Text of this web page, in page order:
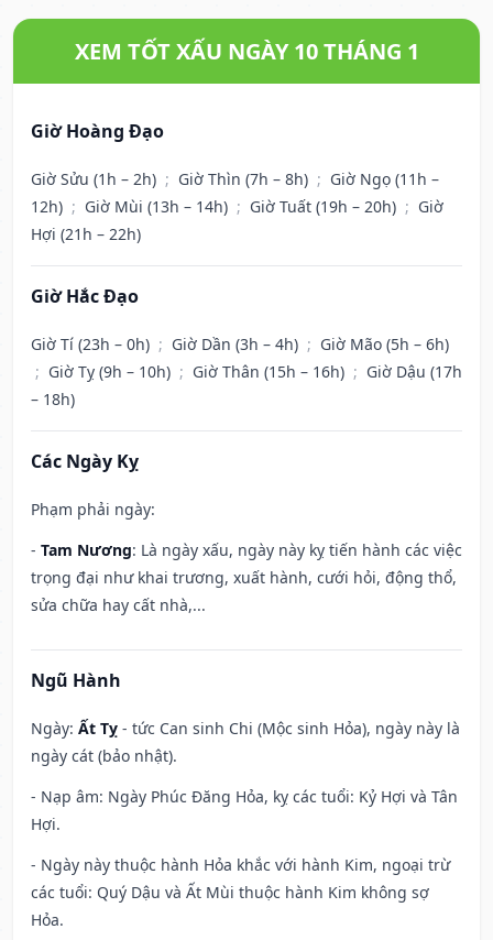
XEM TỐT XẤU NGÀY 10 THÁNG 1
Giờ Hoàng Đạo
Giờ Sửu (1h – 2h) ; Giờ Thìn (7h – 8h) ; Giờ Ngọ (11h –
12h) ; Giờ Mùi (13h – 14h) ; Giờ Tuất (19h – 20h) ; Giờ
Hợi (21h – 22h)
Giờ Hắc Đạo
Giờ Tí (23h – 0h) ; Giờ Dần (3h – 4h) ; Giờ Mão (5h – 6h)
; Giờ Tỵ (9h – 10h) ; Giờ Thân (15h – 16h) ; Giờ Dậu (17h
– 18h)
Các Ngày Kỵ
Phạm phải ngày:
- Tam Nương: Là ngày xấu, ngày này kỵ tiến hành các việc
trọng đại như khai trương, xuất hành, cưới hỏi, động thổ,
sửa chữa hay cất nhà,...
Ngũ Hành
Ngày: Ất Tỵ - tức Can sinh Chi (Mộc sinh Hỏa), ngày này là
ngày cát (bảo nhật).
- Nạp âm: Ngày Phúc Đăng Hỏa, kỵ các tuổi: Kỷ Hợi và Tân
Hợi.
- Ngày này thuộc hành Hỏa khắc với hành Kim, ngoại trừ
các tuổi: Quý Dậu và Ất Mùi thuộc hành Kim không sợ
Hỏa.